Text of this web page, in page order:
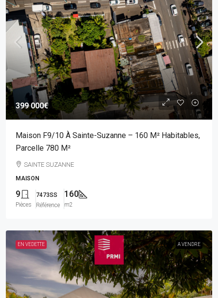
399 000€
Maison F9/10 À Sainte-Suzanne – 160 M² Habitables,
Parcelle 780 M²
SAINTE SUZANNE
MAISON
9
Pièces
7473SS
Référence
160
m2
EN VEDETTE A VENDRE